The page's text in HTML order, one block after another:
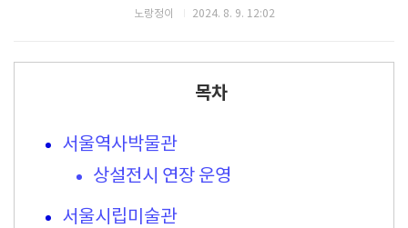
노랑정이 2024. 8. 9. 12:02
목차
서울역사박물관
상설전시 연장 운영
서울시립미술관